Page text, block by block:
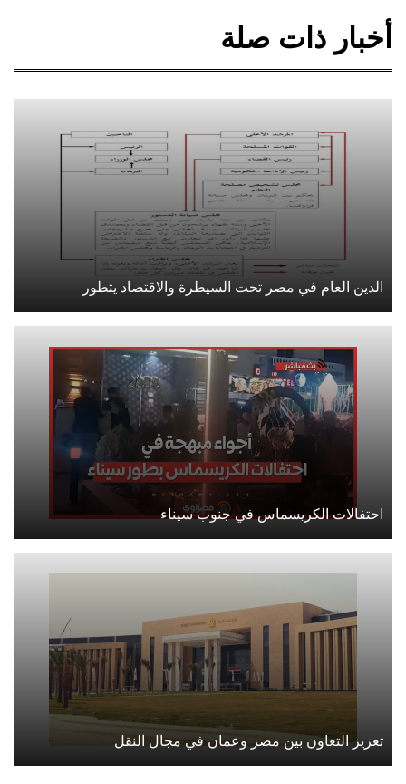
أخبار ذات صلة
الدين العام في مصر تحت السيطرة والاقتصاد يتطور
احتفالات الكريسماس في جنوب سيناء
تعزيز التعاون بين مصر وعمان في مجال النقل